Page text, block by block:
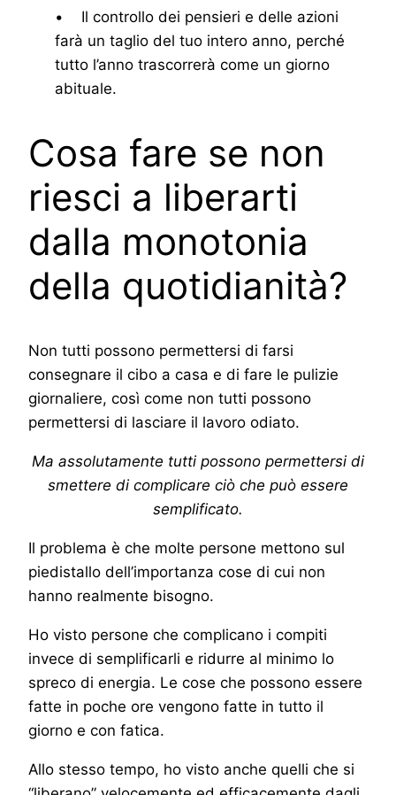
• Il controllo dei pensieri e delle azioni
farà un taglio del tuo intero anno, perché
tutto l’anno trascorrerà come un giorno
abituale.
Cosa fare se non
riesci a liberarti
dalla monotonia
della quotidianità?
Non tutti possono permettersi di farsi
consegnare il cibo a casa e di fare le pulizie
giornaliere, così come non tutti possono
permettersi di lasciare il lavoro odiato.
Ma assolutamente tutti possono permettersi di
smettere di complicare ciò che può essere
semplificato.
Il problema è che molte persone mettono sul
piedistallo dell’importanza cose di cui non
hanno realmente bisogno.
Ho visto persone che complicano i compiti
invece di semplificarli e ridurre al minimo lo
spreco di energia. Le cose che possono essere
fatte in poche ore vengono fatte in tutto il
giorno e con fatica.
Allo stesso tempo, ho visto anche quelli che si